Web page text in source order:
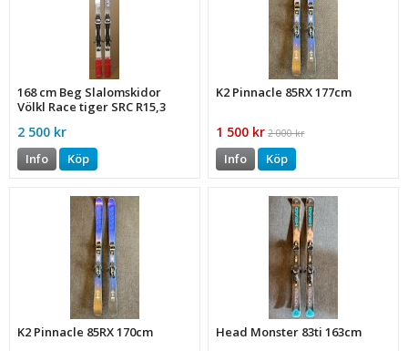
168 cm Beg Slalomskidor
Völkl Race tiger SRC R15,3
2 500 kr
Info Köp
K2 Pinnacle 85RX 177cm
1 500 kr 2 000 kr
Info Köp
K2 Pinnacle 85RX 170cm Head Monster 83ti 163cm